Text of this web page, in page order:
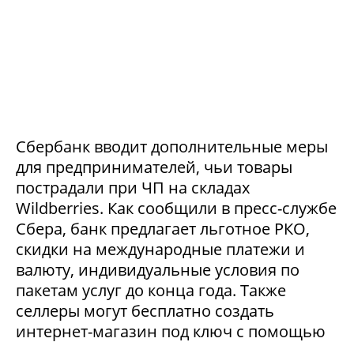
Сбербанк вводит дополнительные меры
для предпринимателей, чьи товары
пострадали при ЧП на складах
Wildberries. Как сообщили в пресс-службе
Сбера, банк предлагает льготное РКО,
скидки на международные платежи и
валюту, индивидуальные условия по
пакетам услуг до конца года. Также
селлеры могут бесплатно создать
интернет-магазин под ключ с помощью